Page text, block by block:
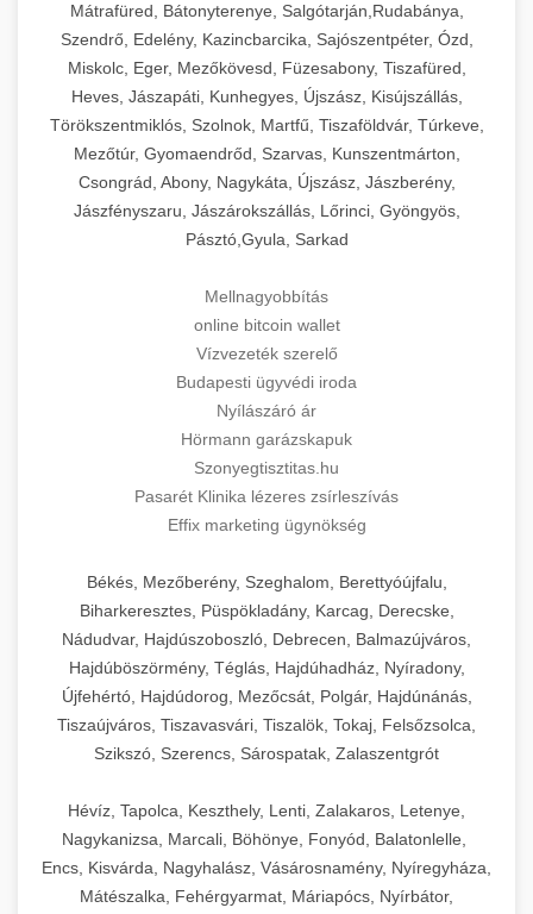
Mátrafüred, Bátonyterenye, Salgótarján,Rudabánya,
Szendrő, Edelény, Kazincbarcika, Sajószentpéter, Ózd,
Miskolc, Eger, Mezőkövesd, Füzesabony, Tiszafüred,
Heves, Jászapáti, Kunhegyes, Újszász, Kisújszállás,
Törökszentmiklós, Szolnok, Martfű, Tiszaföldvár, Túrkeve,
Mezőtúr, Gyomaendrőd, Szarvas, Kunszentmárton,
Csongrád, Abony, Nagykáta, Újszász, Jászberény,
Jászfényszaru, Jászárokszállás, Lőrinci, Gyöngyös,
Pásztó,Gyula, Sarkad
Mellnagyobbítás
online bitcoin wallet
Vízvezeték szerelő
Budapesti ügyvédi iroda
Nyílászáró ár
Hörmann garázskapuk
Szonyegtisztitas.hu
Pasarét Klinika lézeres zsírleszívás
Effix marketing ügynökség
Békés, Mezőberény, Szeghalom, Berettyóújfalu,
Biharkeresztes, Püspökladány, Karcag, Derecske,
Nádudvar, Hajdúszoboszló, Debrecen, Balmazújváros,
Hajdúböszörmény, Téglás, Hajdúhadház, Nyíradony,
Újfehértó, Hajdúdorog, Mezőcsát, Polgár, Hajdúnánás,
Tiszaújváros, Tiszavasvári, Tiszalök, Tokaj, Felsőzsolca,
Szikszó, Szerencs, Sárospatak, Zalaszentgrót
Hévíz, Tapolca, Keszthely, Lenti, Zalakaros, Letenye,
Nagykanizsa, Marcali, Böhönye, Fonyód, Balatonlelle,
Encs, Kisvárda, Nagyhalász, Vásárosnamény, Nyíregyháza,
Mátészalka, Fehérgyarmat, Máriapócs, Nyírbátor,